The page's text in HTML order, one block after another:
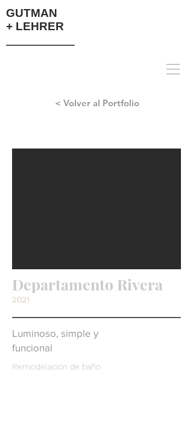
GUTMAN
+ LEHRER
Remodelación de baño
< Volver al Portfolio
Luminoso, simple y
funcional
2021
Departamento Rivera